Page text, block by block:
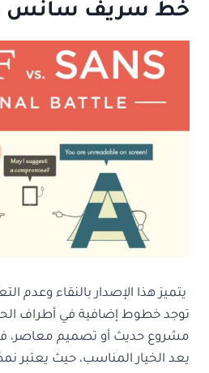
خط سريف سانس Serif/Sans
يتميز هذا الإصدار بالنقاء وعدم
توجد خطوط إضافية في أطراف
مشروع حديث أو تصميم معاصر،
يعد الخيار المناسب، حيث يعتبر